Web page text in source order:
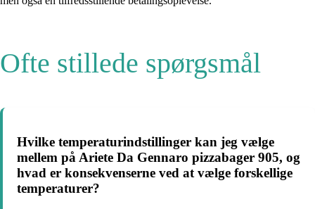
Ofte stillede spørgsmål
Hvilke temperaturindstillinger kan jeg vælge
mellem på Ariete Da Gennaro pizzabager 905, og
hvad er konsekvenserne ved at vælge forskellige
temperaturer?